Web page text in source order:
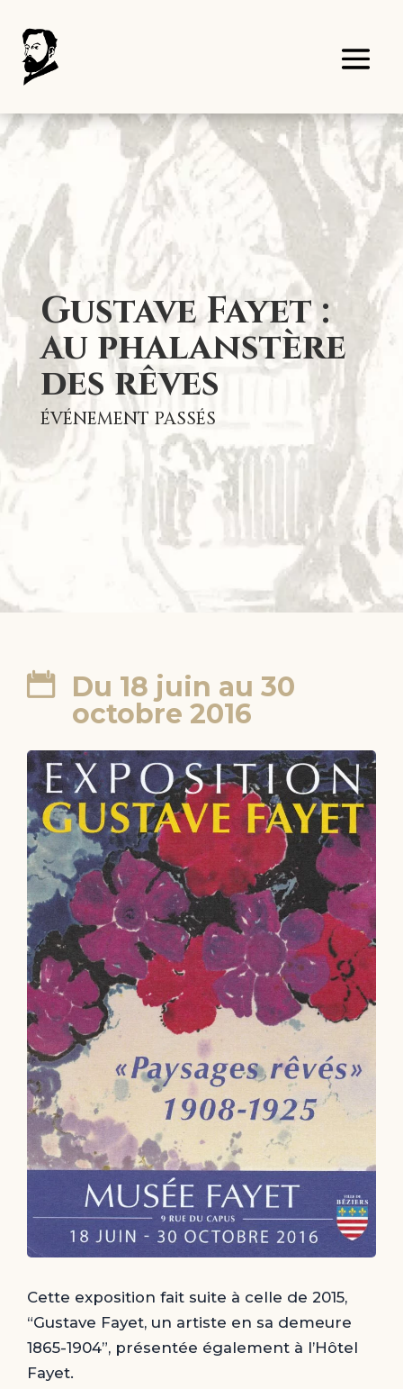
Gustave Fayet :
au phalanstère
des rêves
ÉVÉNEMENT PASSÉS
Du 18 juin au 30
octobre 2016
Cette exposition fait suite à celle de 2015,
“Gustave Fayet, un artiste en sa demeure
1865-1904”, présentée également à l’Hôtel
Fayet.